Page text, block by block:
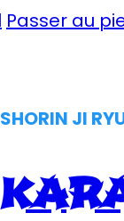
Passer au
JI